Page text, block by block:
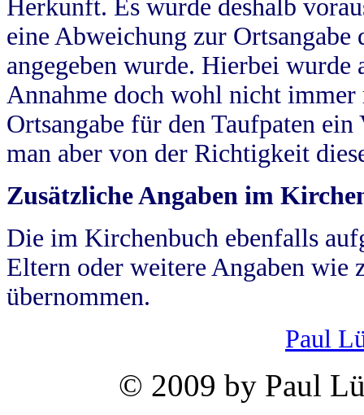
Herkunft. Es wurde deshalb
eine Abweichung zur
angegeben wurde. Hierbei wurde
Annahme doch wohl nicht
Ortsangabe für den Taufpaten
man aber von der Richtigkeit
Zusätzliche Angaben im
Die im Kirchenbuch ebenfalls
Eltern oder weitere Angaben wie
übernommen.
Paul
© 2009 by Paul